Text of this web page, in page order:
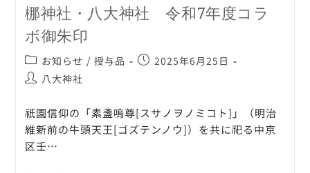
梛神社・八大神社 令和7年度コラ
ボ御朱印
お知らせ / 授与品
2025年6月25日
八大神社
祇園信仰の「素盞嗚尊[スサノヲノミコト]」（明治
維新前の牛頭天王[ゴズテンノウ]）を共に祀る中京
区壬…